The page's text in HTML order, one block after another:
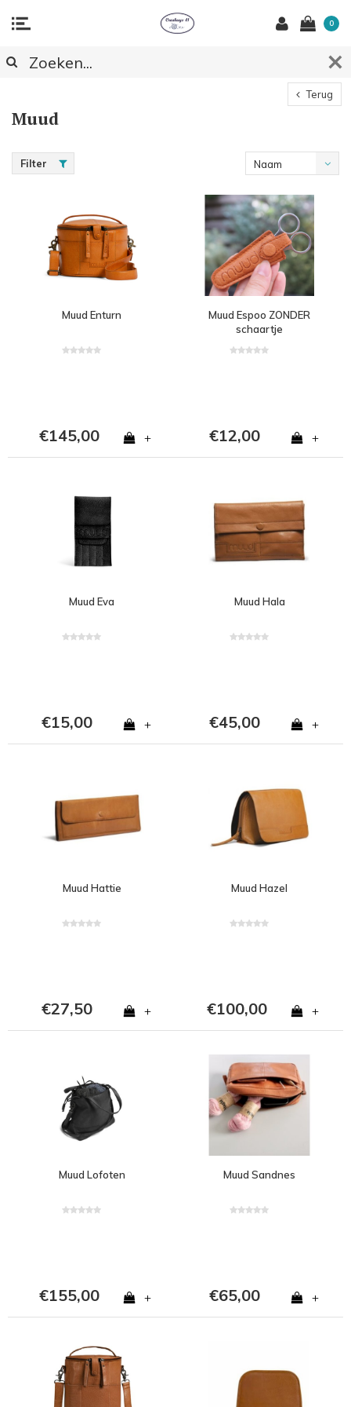
0
Terug
Muud
Filter
Naam
Muud Enturn
€145,00 +
Muud Espoo ZONDER
schaartje
€12,00 +
Muud Eva
€15,00 +
Muud Hala
€45,00 +
Muud Hattie
€27,50 +
Muud Hazel
€100,00 +
Muud Lofoten
€155,00 +
Muud Sandnes
€65,00 +